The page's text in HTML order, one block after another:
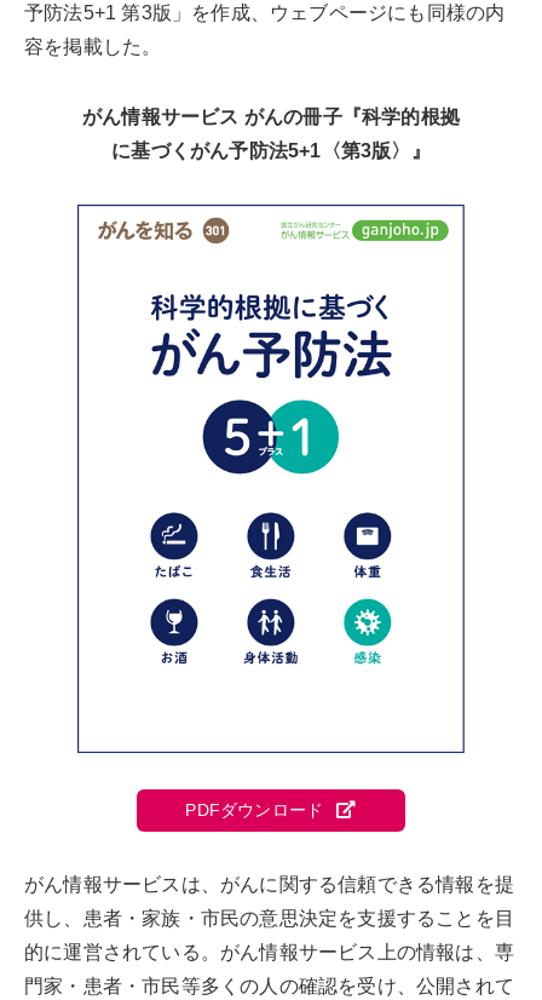
予防法5+1 第3版」を作成、ウェブページにも同様の内
容を掲載した。
がん情報サービス がんの冊子『科学的根拠
に基づくがん予防法5+1〈第3版〉』
PDFダウンロード
がん情報サービスは、がんに関する信頼できる情報を提
供し、患者・家族・市民の意思決定を支援することを目
的に運営されている。がん情報サービス上の情報は、専
門家・患者・市民等多くの人の確認を受け、公開されて